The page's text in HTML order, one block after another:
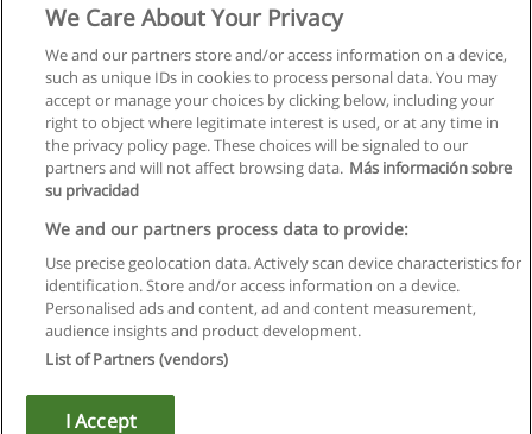
Regulamin
Polityka ochrony danych osobowych
We Care About Your Privacy
We and our partners store and/or access information on a device,
such as unique IDs in cookies to process personal data. You may
accept or manage your choices by clicking below, including your
right to object where legitimate interest is used, or at any time in
the privacy policy page. These choices will be signaled to our
partners and will not affect browsing data. Más información sobre
su privacidad
We and our partners process data to provide:
Use precise geolocation data. Actively scan device characteristics for
identification. Store and/or access information on a device.
Personalised ads and content, ad and content measurement,
audience insights and product development.
List of Partners (vendors)
I Accept